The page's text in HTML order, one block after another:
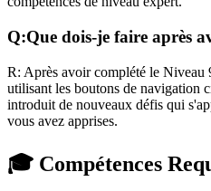
Q:Que dois-je faire après
R: Après avoir complété le Niveau
utilisant les boutons de navigation
introduit de nouveaux défis qui
vous avez apprises.
🎓 Compétences